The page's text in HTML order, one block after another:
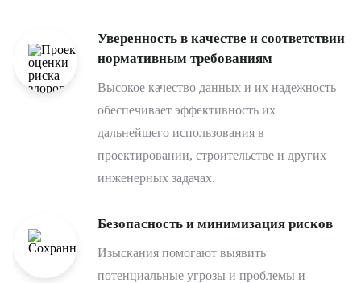
Уверенность в качестве и соответствии
нормативным требованиям
Высокое качество данных и их надежность
обеспечивает эффективность их
дальнейшего использования в
проектировании, строительстве и других
инженерных задачах.
Безопасность и минимизация рисков
Изыскания помогают выявить
потенциальные угрозы и проблемы и